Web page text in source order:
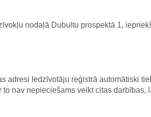
nodaļā Dubultu prospektā 1,
adresi Iedzīvotāju reģistrā automātiski
nav nepieciešams veikt citas darbības,